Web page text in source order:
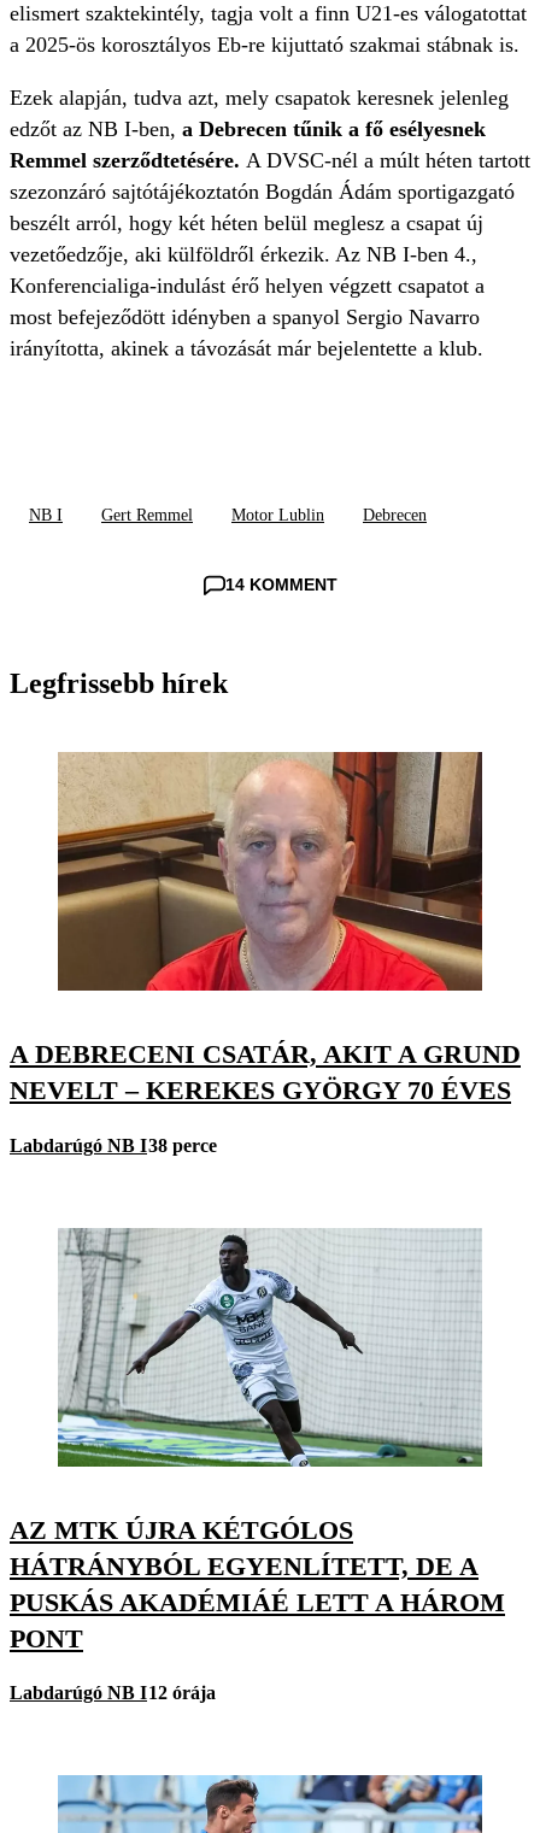
elismert szaktekintély, tagja volt a finn U21-es válogatottat
a 2025-ös korosztályos Eb-re kijuttató szakmai stábnak is.
Ezek alapján, tudva azt, mely csapatok keresnek jelenleg
edzőt az NB I-ben, a Debrecen tűnik a fő esélyesnek
Remmel szerződtetésére. A DVSC-nél a múlt héten tartott
szezonzáró sajtótájékoztatón Bogdán Ádám sportigazgató
beszélt arról, hogy két héten belül meglesz a csapat új
vezetőedzője, aki külföldről érkezik. Az NB I-ben 4.,
Konferencialiga-indulást érő helyen végzett csapatot a
most befejeződött idényben a spanyol Sergio Navarro
irányította, akinek a távozását már bejelentette a klub.
NB I Gert Remmel Motor Lublin Debrecen
14 KOMMENT
Legfrissebb hírek
A DEBRECENI CSATÁR, AKIT A GRUND
NEVELT – KEREKES GYÖRGY 70 ÉVES
Labdarúgó NB I38 perce
AZ MTK ÚJRA KÉTGÓLOS
HÁTRÁNYBÓL EGYENLÍTETT, DE A
PUSKÁS AKADÉMIÁÉ LETT A HÁROM
PONT
Labdarúgó NB I12 órája